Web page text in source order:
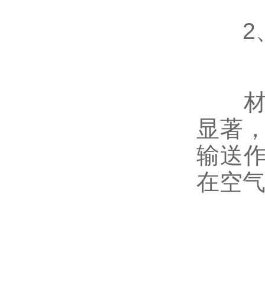
2、
材
显著
输送
在空